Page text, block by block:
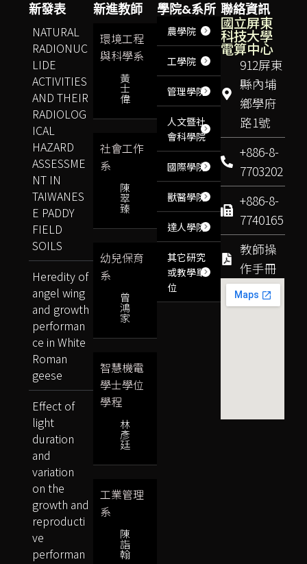
聯絡資訊
國立屏東
科技大學
電算中心
912屏東
縣內埔
鄉學府
路1號
+886-8-
7703202
+886-8-
7740165
教師操
作手冊
學院&系所
農學院
工學院
管理學院
人文暨社
會科學院
國際學院
獸醫學院
達人學院
其它研究
或教學單
位
新進教師
環境工程
與科學系
黃
士
偉
社會工作
系
陳
翠
臻
幼兒保育
系
曾
鴻
家
智慧機電
學士學位
學程
林
彥
廷
工業管理
系
陳
詣
翰
新發表
NATURAL
RADIONUC
LIDE
ACTIVITIES
AND THEIR
RADIOLOG
ICAL
HAZARD
ASSESSME
NT IN
TAIWANES
E PADDY
FIELD
SOILS
Heredity of
angel wing
and growth
performan
ce in White
Roman
geese
Effect of
light
duration
and
variation
on the
growth and
reproducti
ve
performan